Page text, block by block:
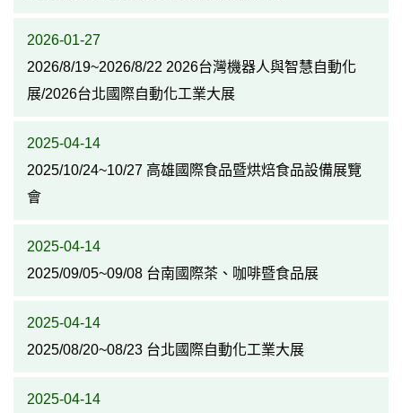
2026-01-27
2026/8/19~2026/8/22 2026台灣機器人與智慧自動化
展/2026台北國際自動化工業大展
2025-04-14
2025/10/24~10/27 高雄國際食品暨烘焙食品設備展覽
會
2025-04-14
2025/09/05~09/08 台南國際茶、咖啡暨食品展
2025-04-14
2025/08/20~08/23 台北國際自動化工業大展
2025-04-14